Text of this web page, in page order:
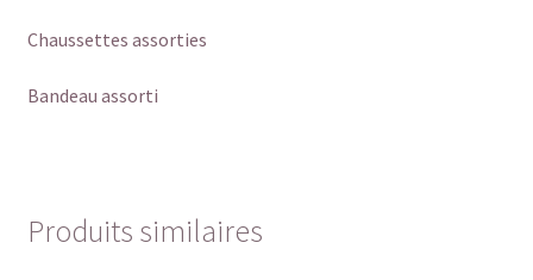
Chaussettes assorties
Bandeau assorti
Produits similaires